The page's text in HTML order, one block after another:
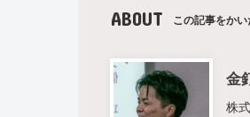
ABOUT この記事をかい
金
株